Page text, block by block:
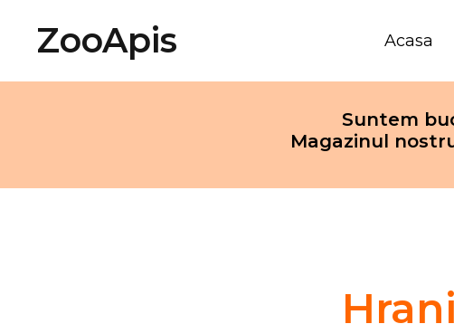
ZooApis Acasa
Suntem
Magazinul